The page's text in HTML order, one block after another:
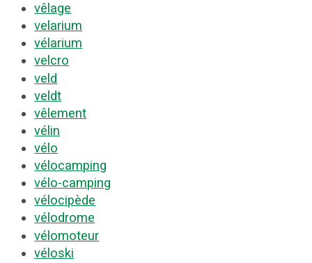
vêlage
velarium
vélarium
velcro
veld
veldt
vêlement
vélin
vélo
vélocamping
vélo-camping
vélocipède
vélodrome
vélomoteur
véloski